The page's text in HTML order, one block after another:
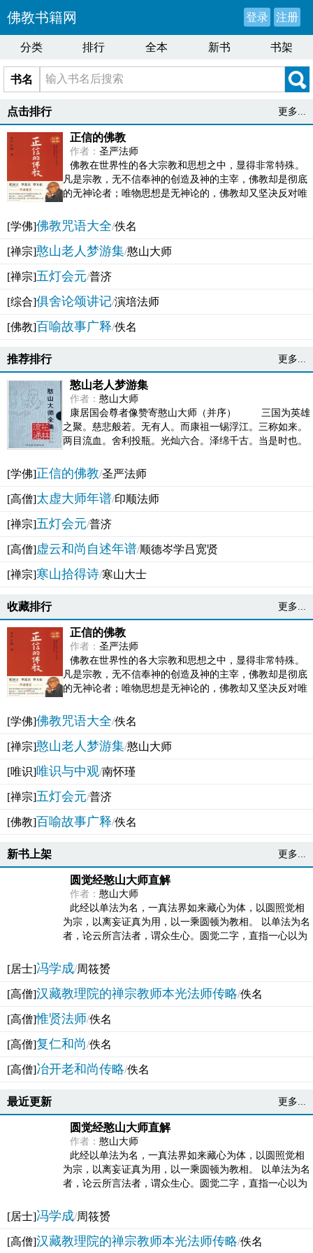
佛教书籍网 登录 注册
分类 排行 全本 新书 书架
书名
点击排行 更多...
正信的佛教
作者： 圣严法师
佛教在世界性的各大宗教和思想之中，显得非常特殊。
凡是宗教，无不信奉神的创造及神的主宰，佛教却是彻底
的无神论者；唯物思想是无神论的，佛教却又坚决反对唯
[学佛]佛教咒语大全/佚名
[禅宗]憨山老人梦游集/憨山大师
[禅宗]五灯会元/普济
[综合]俱舍论颂讲记/演培法师
[佛教]百喻故事广释/佚名
推荐排行 更多...
憨山老人梦游集
作者： 憨山大师
康居国会尊者像赞寄憨山大师（并序） 三国为英雄
之聚。慈悲般若。无有人。而康祖一锡浮江。三称如来。
两目流血。舍利投瓶。光灿六合。泽绵千古。当是时也。
[学佛]正信的佛教/圣严法师
[高僧]太虚大师年谱/印顺法师
[禅宗]五灯会元/普济
[高僧]虚云和尚自述年谱/顺德岑学吕宽贤
[禅宗]寒山拾得诗/寒山大士
收藏排行 更多...
正信的佛教
作者： 圣严法师
佛教在世界性的各大宗教和思想之中，显得非常特殊。
凡是宗教，无不信奉神的创造及神的主宰，佛教却是彻底
的无神论者；唯物思想是无神论的，佛教却又坚决反对唯
[学佛]佛教咒语大全/佚名
[禅宗]憨山老人梦游集/憨山大师
[唯识]唯识与中观/南怀瑾
[禅宗]五灯会元/普济
[佛教]百喻故事广释/佚名
新书上架 更多...
圆觉经憨山大师直解
作者： 憨山大师
此经以单法为名，一真法界如来藏心为体，以圆照觉相
为宗，以离妄证真为用，以一乘圆顿为教相。 以单法为名
者，论云所言法者，谓众生心。圆觉二字，直指一心以为
[居士]冯学成/周筱赟
[高僧]汉藏教理院的禅宗教师本光法师传略/佚名
[高僧]惟贤法师/佚名
[高僧]复仁和尚/佚名
[高僧]冶开老和尚传略/佚名
最近更新 更多...
圆觉经憨山大师直解
作者： 憨山大师
此经以单法为名，一真法界如来藏心为体，以圆照觉相
为宗，以离妄证真为用，以一乘圆顿为教相。 以单法为名
者，论云所言法者，谓众生心。圆觉二字，直指一心以为
[居士]冯学成/周筱赟
[高僧]汉藏教理院的禅宗教师本光法师传略/佚名